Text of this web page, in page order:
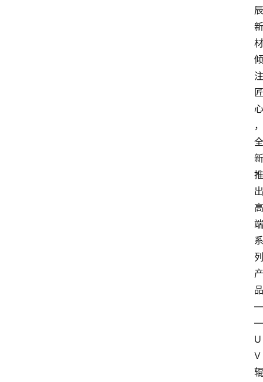
辰
新
材
倾
注
匠
心
，
全
新
推
出
高
端
系
列
产
品
—
—
U
V
辊